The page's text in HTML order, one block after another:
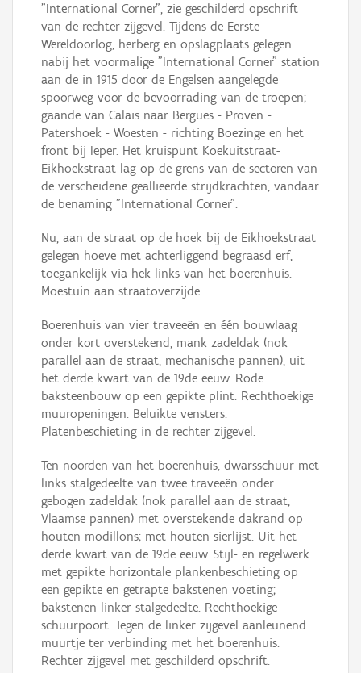
"International Corner", zie geschilderd opschrift
van de rechter zijgevel. Tijdens de Eerste
Wereldoorlog, herberg en opslagplaats gelegen
nabij het voormalige "International Corner" station
aan de in 1915 door de Engelsen aangelegde
spoorweg voor de bevoorrading van de troepen;
gaande van Calais naar Bergues - Proven -
Patershoek - Woesten - richting Boezinge en het
front bij Ieper. Het kruispunt Koekuitstraat-
Eikhoekstraat lag op de grens van de sectoren van
de verscheidene geallieerde strijdkrachten, vandaar
de benaming "International Corner".
Nu, aan de straat op de hoek bij de Eikhoekstraat
gelegen hoeve met achterliggend begraasd erf,
toegankelijk via hek links van het boerenhuis.
Moestuin aan straatoverzijde.
Boerenhuis van vier traveeën en één bouwlaag
onder kort overstekend, mank zadeldak (nok
parallel aan de straat, mechanische pannen), uit
het derde kwart van de 19de eeuw. Rode
baksteenbouw op een gepikte plint. Rechthoekige
muuropeningen. Beluikte vensters.
Platenbeschieting in de rechter zijgevel.
Ten noorden van het boerenhuis, dwarsschuur met
links stalgedeelte van twee traveeën onder
gebogen zadeldak (nok parallel aan de straat,
Vlaamse pannen) met overstekende dakrand op
houten modillons; met houten sierlijst. Uit het
derde kwart van de 19de eeuw. Stijl- en regelwerk
met gepikte horizontale plankenbeschieting op
een gepikte en getrapte bakstenen voeting;
bakstenen linker stalgedeelte. Rechthoekige
schuurpoort. Tegen de linker zijgevel aanleunend
muurtje ter verbinding met het boerenhuis.
Rechter zijgevel met geschilderd opschrift.